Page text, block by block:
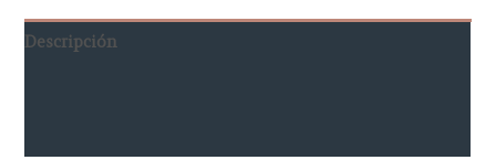
Descripción